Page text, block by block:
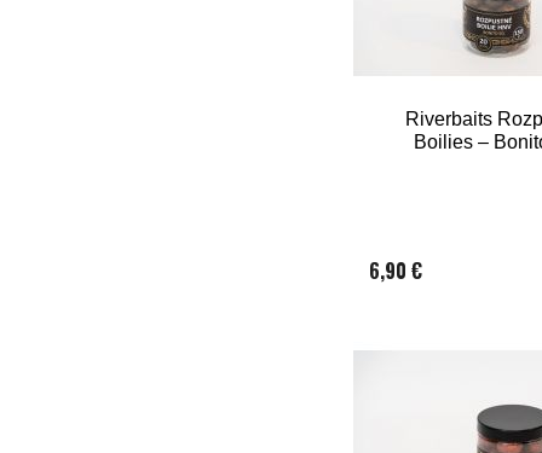
Riverbaits
Boilies –
6,90 €